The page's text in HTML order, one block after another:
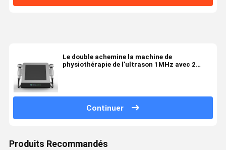
Le double achemine la machine de
physiothérapie de l'ultrason 1MHz avec 2
Continuer
Produits Recommandés